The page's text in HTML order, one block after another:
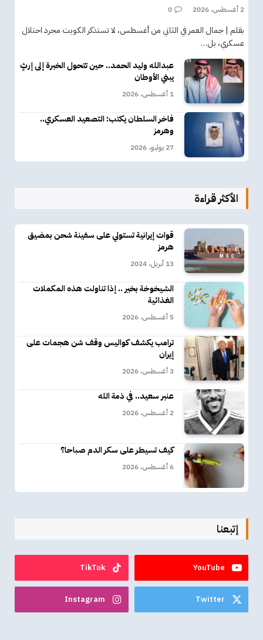
2 أغسطس، 2026 0
بقلم | جمال العمر في الثاني من أغسطس، لا تستذكر الكويت مجرد احتلال
عسكري، بل…
عبدالله وليد الحمد.. حين تتحول الخبرة إلى إرثٍ
يبني الأوطان
1 أغسطس، 2026
فاخر السلطان يكتب: التصعيد العسكري..
وهرمز
27 يوليو، 2026
الأكثر قراءة
قوات إيرانية تستولي على سفينة شحن بمضيق
هرمز
13 أبريل، 2024
الشيخوخة بخير .. إذا تناولت هذه المكملات
الغذائية
5 أغسطس، 2026
ترامب يكشف كواليس وقف شن هجمات على
إيران
3 أغسطس، 2026
عنبر سعيد.. في ذمة الله
2 أغسطس، 2026
كيف تسيطر على سكر الدم صباحا؟
6 أغسطس، 2026
إتبعنا
YouTube
TikTok
Twitter
Instagram